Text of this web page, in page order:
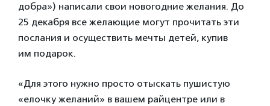
добра») написали свои новогодние желания. До
25 декабря все желающие могут прочитать эти
послания и осуществить мечты детей, купив
им подарок.
«Для этого нужно просто отыскать пушистую
«елочку желаний» в вашем райцентре или в